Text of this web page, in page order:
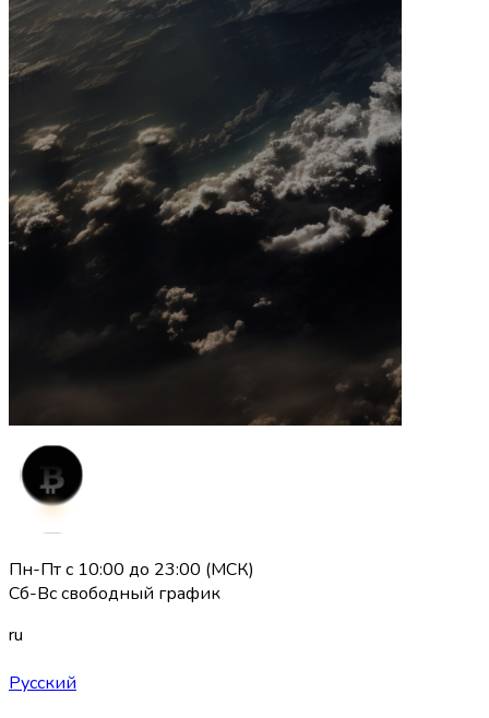
Пн-Пт с 10:00 до 23:00 (МСК)
Сб-Вс свободный график
ru
Русский